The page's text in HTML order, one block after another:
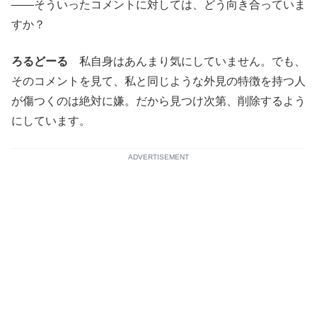
――そういったコメントに対しては、どう向き合っていま
すか？
ろるどーる 私自身はあんまり気にしていません。でも、
そのコメントを見て、私と同じような外見の特徴を持つ人
が傷つくのは絶対に嫌。だから見つけ次第、削除するよう
にしています。
ADVERTISEMENT